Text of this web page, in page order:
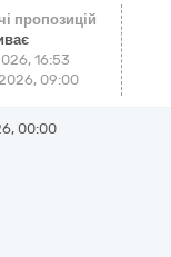
пропозицій
16:53
09:00
00:00